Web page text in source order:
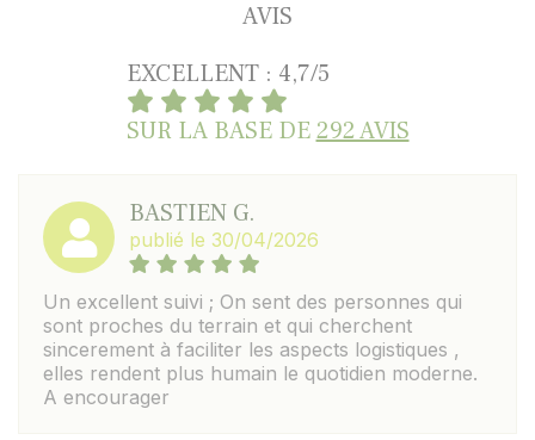
AVIS
EXCELLENT : 4,7/5
SUR LA BASE DE292 AVIS
BASTIEN G.
publié le 30/04/2026
Un excellent suivi ; On sent des personnes qui
sont proches du terrain et qui cherchent
sincerement à faciliter les aspects logistiques ,
elles rendent plus humain le quotidien moderne.
A encourager